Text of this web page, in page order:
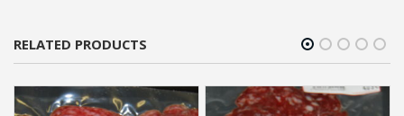
RELATED PRODUCTS